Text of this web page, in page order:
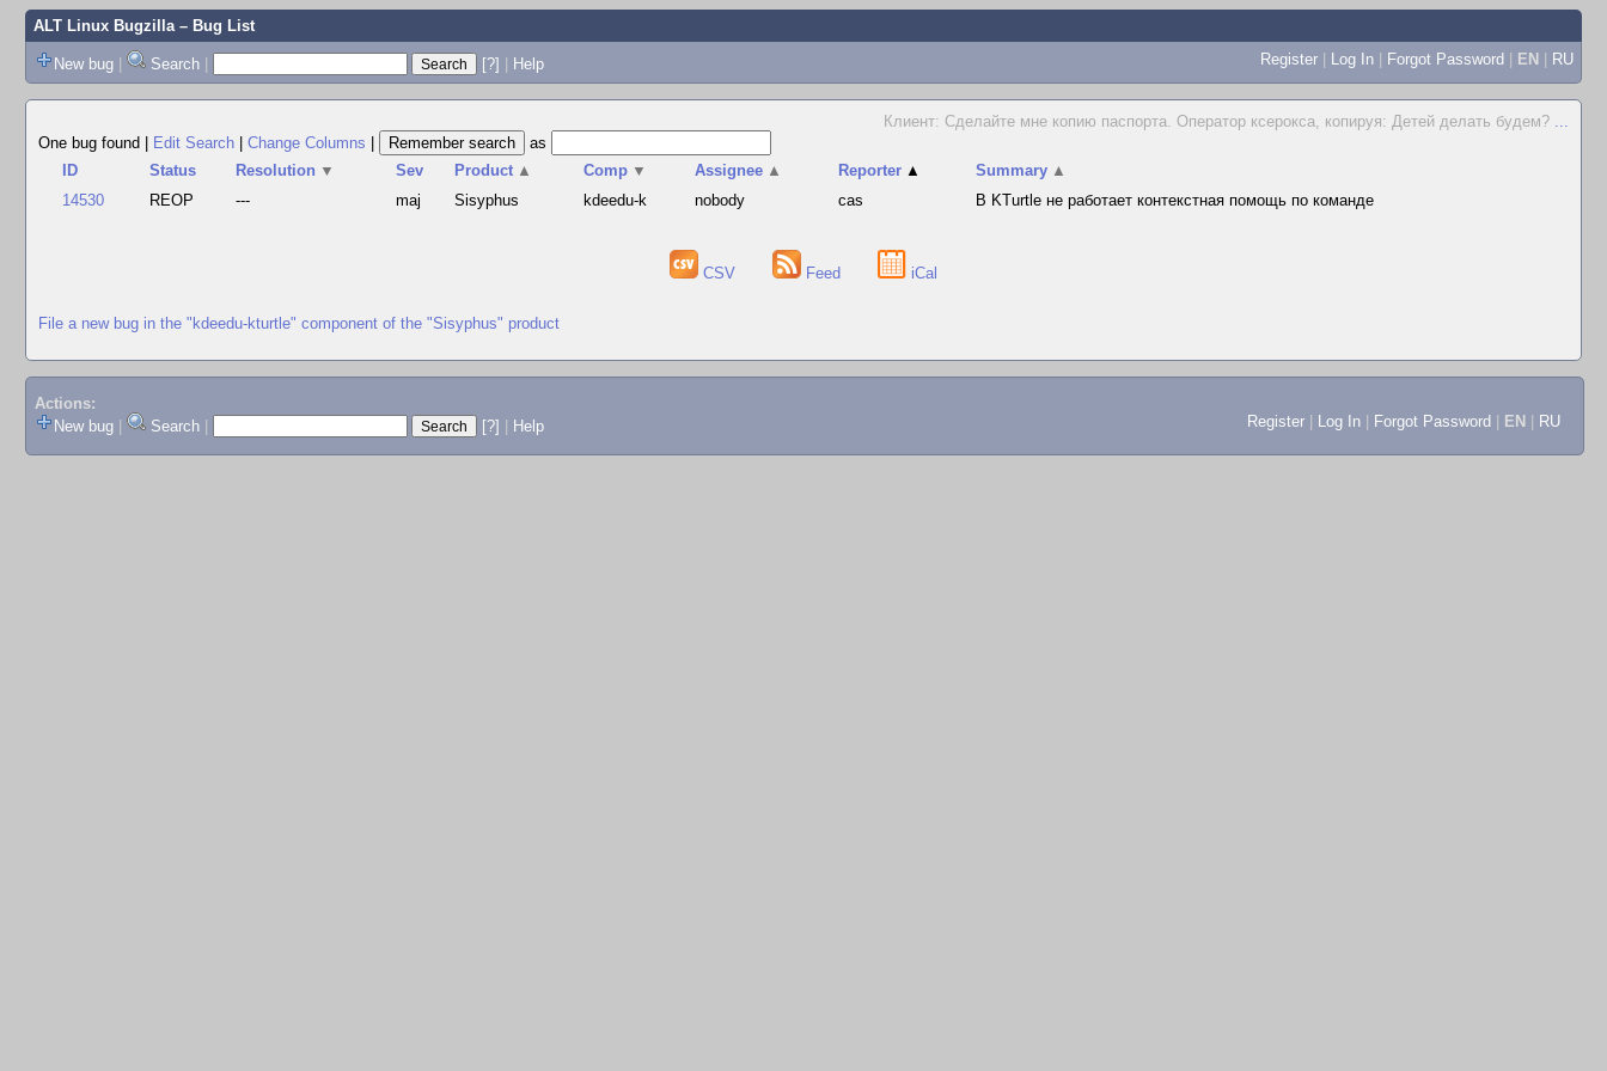
ALT Linux Bugzilla– Bug List
New bug | Search | [?] | Help Register | Log In | Forgot Password | EN | RU
Клиент: Сделайте мне копию паспорта. Оператор ксерокса, копируя: Детей делать будем? ...
One bug found
Edit Search Change Columns
as
ID
Status Resolution ▼ Sev Product ▲ Comp ▼ Assignee ▲ Reporter ▲ Summary ▲
14530
REOP --- maj Sisyphus kdeedu-k nobody cas В KTurtle не работает контекстная помощь по команде
CSV Feed iCal
File a new bug in the "kdeedu-kturtle" component of the "Sisyphus" product
Actions:
New bug
Search [?] Help Register Log In Forgot Password EN RU